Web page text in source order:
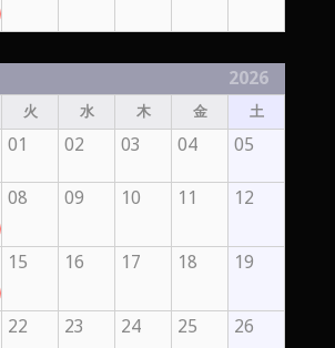
2026
火 水 木 金 土
01 02 03 04 05
08 09 10 11 12
15 16 17 18 19
22 23 24 25 26